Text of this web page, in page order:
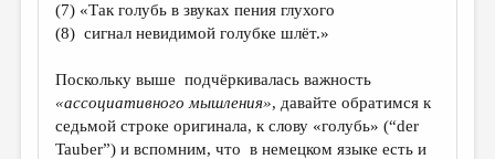
(7) «Так голубь в звуках пения глухого
(8) сигнал невидимой голубке шлёт.»
Поскольку выше подчёркивалась важность
«ассоциативного мышления», давайте обратимся к
седьмой строке оригинала, к слову «голубь» (“der
Tauber”) и вспомним, что в немецком языке есть и